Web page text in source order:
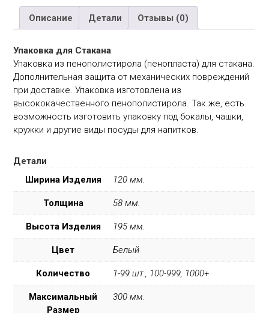
Описание Детали Отзывы (0)
Упаковка для Стакана
Упаковка из пенополистирола (пенопласта) для стакана.
Дополнительная защита от механических повреждений
при доставке. Упаковка изготовлена из
высококачественного пенополистирола. Так же, есть
возможность изготовить упаковку под бокалы, чашки,
кружки и другие виды посуды для напитков.
Детали
Ширина Изделия
120 мм.
Толщина 58 мм.
Высота Изделия 195 мм.
Цвет Белый
Количество 1-99 шт., 100-999, 1000+
Максимальный
Размер
300 мм.